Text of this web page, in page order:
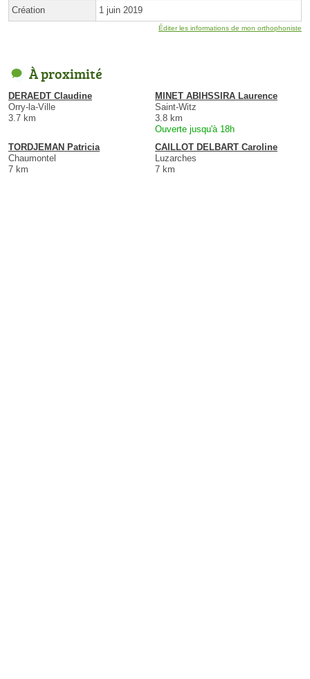
Création 1 juin 2019
Éditer les informations de mon orthophoniste
À proximité
DERAEDT Claudine
Orry-la-Ville
3.7 km
MINET ABIHSSIRA Laurence
Saint-Witz
3.8 km
Ouverte jusqu'à 18h
TORDJEMAN Patricia
Chaumontel
7 km
CAILLOT DELBART Caroline
Luzarches
7 km